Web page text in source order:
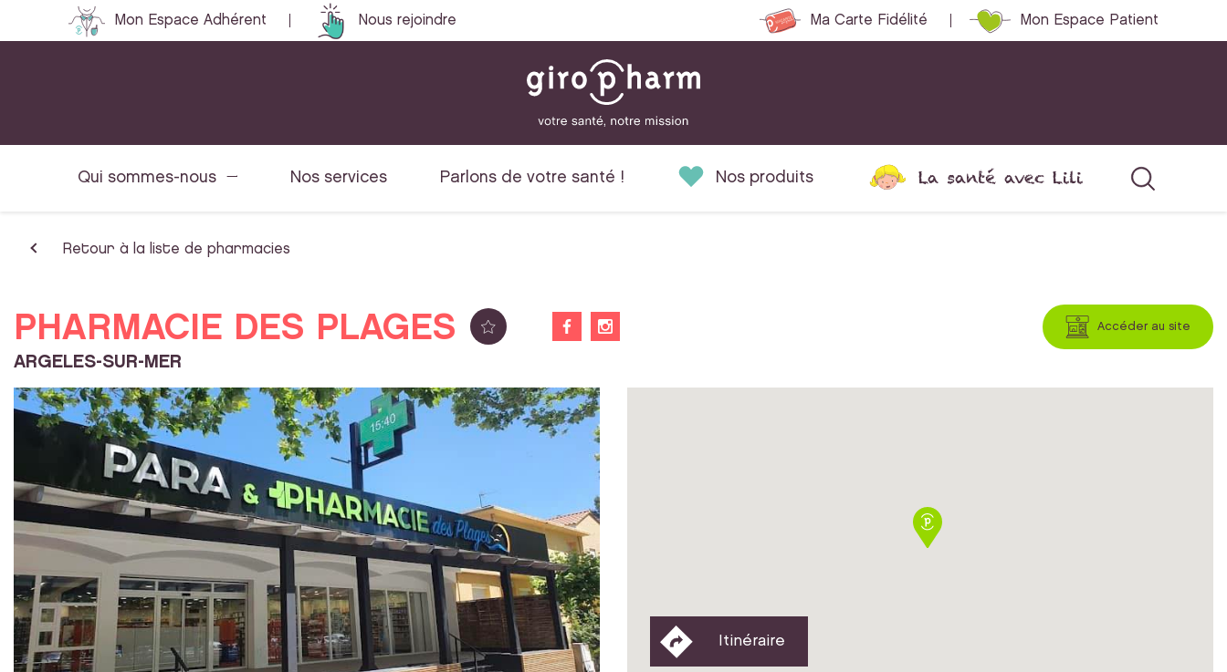
Mon Espace Adhérent Nous rejoindre Ma Carte Fidélité Mon Espace Patient
Qui sommes-nous Nos services Parlons de votre santé ! Nos produits La santé avec Lili
Retour à la liste de pharmacies
PHARMACIE DES PLAGES
ARGELES-SUR-MER
Accéder au site
Itinéraire